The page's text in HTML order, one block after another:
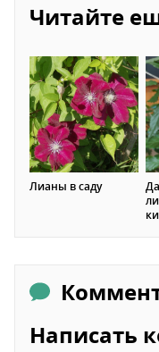
Читайте
Лианы в саду
Написать